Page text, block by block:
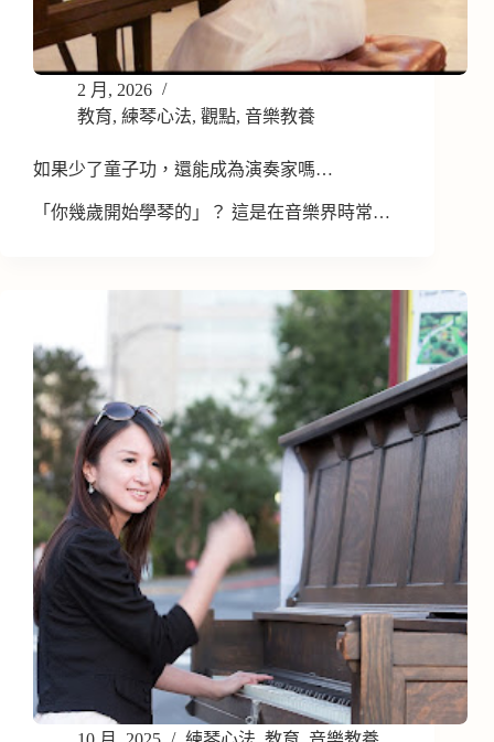
2 月, 2026
教育, 練琴心法, 觀點, 音樂教養
如果少了童子功，還能成為演奏家嗎…
「你幾歲開始學琴的」？ 這是在音樂界時常…